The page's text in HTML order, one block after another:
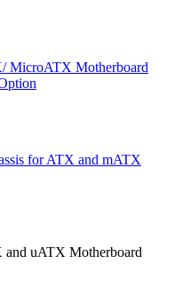
MicroATX Motherboard
for ATX and mATX
and uATX Motherboard